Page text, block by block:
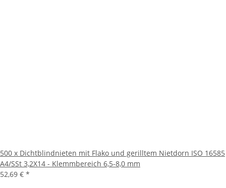
500 x Dichtblindnieten mit Flako und gerilltem Nietdorn ISO 16585
A4/SSt 3,2X14 - Klemmbereich 6,5-8,0 mm
52,69 € *